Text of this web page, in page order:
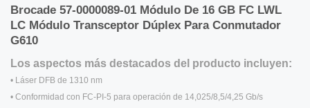
Brocade 57-0000089-01 Módulo De 16 GB FC LWL
LC Módulo Transceptor Dúplex Para Conmutador
G610
Los aspectos más destacados del producto incluyen:
• Láser DFB de 1310 nm
• Conformidad con FC-PI-5 para operación de 14,025/8,5/4,25 Gb/s